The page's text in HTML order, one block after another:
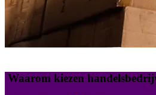
Waarom kiezen